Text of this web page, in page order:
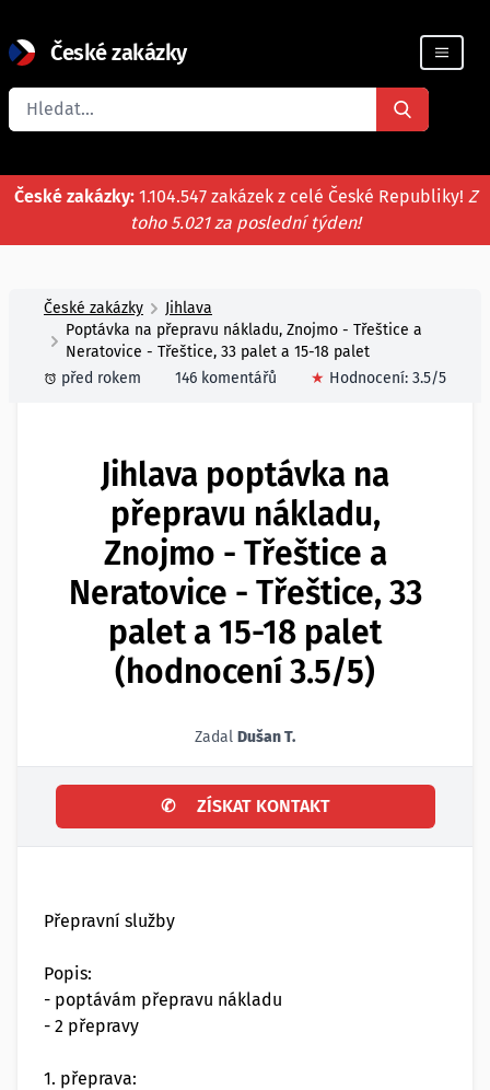
České zakázky
Registrace firmy
České zakázky: 1.104.547 zakázek z celé České Republiky! Z
toho 5.021 za poslední týden!
České zakázky
Jihlava
Poptávka na přepravu nákladu, Znojmo - Třeštice a
Neratovice - Třeštice, 33 palet a 15-18 palet
před rokem
146 komentářů ★ Hodnocení: 3.5/5
Jihlava poptávka na
přepravu nákladu,
Znojmo - Třeštice a
Neratovice - Třeštice, 33
palet a 15-18 palet
(hodnocení 3.5/5)
Zadal Dušan T.
✆ ZÍSKAT KONTAKT
Přepravní služby
Popis:
- poptávám přepravu nákladu
- 2 přepravy
1. přeprava: